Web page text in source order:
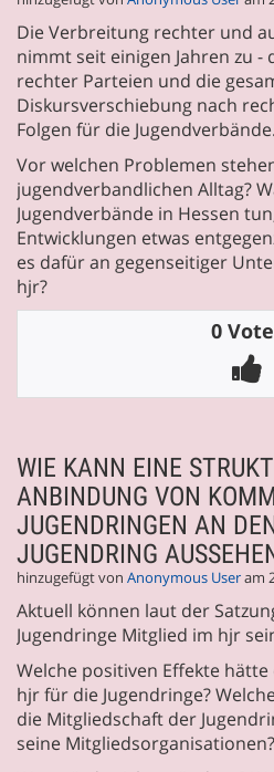
Die Verbreitung rechter und
nimmt seit einigen Jahren zu -
rechter Parteien und die
Diskursverschiebung nach
Folgen für die Jugendverbände.
Vor welchen Problemen
jugendverbandlichen Alltag?
Jugendverbände in Hessen
Entwicklungen etwas
es dafür an gegenseitiger
hjr?
0
WIE KANN EINE
ANBINDUNG VON
JUGENDRINGEN AN
JUGENDRING
hinzugefügt von Anonymous Useram
Aktuell können laut der
Jugendringe Mitglied im hjr
Welche positiven Effekte
hjr für die Jugendringe?
die Mitgliedschaft der
seine Mitgliedsorganisationen?